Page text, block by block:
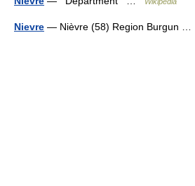
Nievre — Nièvre (58) Region Burgun …